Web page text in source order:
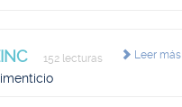
Leer más
152 lecturas